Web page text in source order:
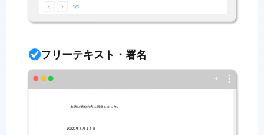
フリーテキスト・署名